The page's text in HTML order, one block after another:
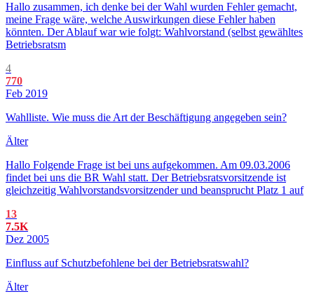
Hallo zusammen, ich denke bei der Wahl wurden Fehler gemacht,
meine Frage wäre, welche Auswirkungen diese Fehler haben
könnten. Der Ablauf war wie folgt: Wahlvorstand (selbst gewähltes
Betriebsratsm
4
770
Feb 2019
Wahlliste. Wie muss die Art der Beschäftigung angegeben sein?
Älter
Hallo Folgende Frage ist bei uns aufgekommen. Am 09.03.2006
findet bei uns die BR Wahl statt. Der Betriebsratsvorsitzende ist
gleichzeitig Wahlvorstandsvorsitzender und beansprucht Platz 1 auf
13
7.5K
Dez 2005
Einfluss auf Schutzbefohlene bei der Betriebsratswahl?
Älter